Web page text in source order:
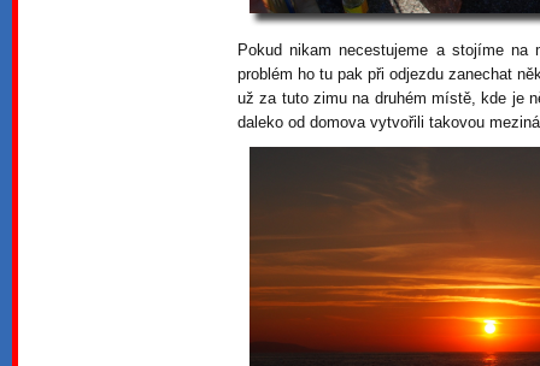
Pokud nikam necestujeme a stojíme
problém ho tu pak při odjezdu zanechat
už za tuto zimu na druhém místě, kde je
daleko od domova vytvořili takovou